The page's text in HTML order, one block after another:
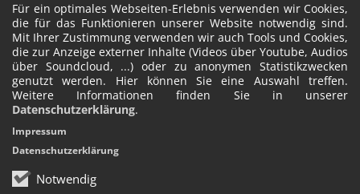
Für ein optimales Webseiten-Erlebnis verwenden wir Cookies,
die für das Funktionieren unserer Website notwendig sind.
Mit Ihrer Zustimmung verwenden wir auch Tools und Cookies,
die zur Anzeige externer Inhalte (Videos über Youtube, Audios
über Soundcloud, ...) oder zu anonymen Statistikzwecken
genutzt werden. Hier können Sie eine Auswahl treffen.
Weitere Informationen finden Sie in unserer
Datenschutzerklärung.
Notwendig
Impressum
Datenschutzerklärung